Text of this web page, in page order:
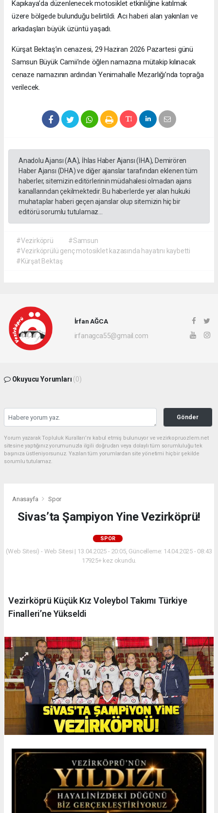
Kapıkaya’da düzenlenecek motosiklet etkinliğine katılmak
üzere bölgede bulunduğu belirtildi. Acı haberi alan yakınları ve
arkadaşları büyük üzüntü yaşadı.
Kürşat Bektaş’ın cenazesi, 29 Haziran 2026 Pazartesi günü
Samsun Büyük Camii’nde öğlen namazına mütakip kılınacak
cenaze namazının ardından Yenimahalle Mezarlığı’nda toprağa
verilecek.
Anadolu Ajansı (AA), İhlas Haber Ajansı (İHA), Demirören
Haber Ajansı (DHA) ve diğer ajanslar tarafından eklenen tüm
haberler, sitemizin editörlerinin müdahalesi olmadan ajans
kanallarından çekilmektedir. Bu haberlerde yer alan hukuki
muhataplar haberi geçen ajanslar olup sitemizin hiç bir
editörü sorumlu tutulamaz...
#Vezirköprü
#Samsun
#Vezirköprülü genç motosiklet kazasında hayatını kaybetti
#Kürşat Bektaş
İrfan AĞCA
irfanagca55@gmail.com
Okuyucu Yorumları (0)
Gönder
Yorum yazarak Topluluk Kuralları’nı kabul etmiş bulunuyor ve vezirkopruozlem.net
sitesine yaptığınız yorumunuzla ilgili doğrudan veya dolaylı tüm sorumluluğu tek
başınıza üstleniyorsunuz. Yazılan tüm yorumlardan site yönetimi hiçbir şekilde
sorumlu tutulamaz.
Anasayfa Spor
Sivas’ta Şampiyon Yine Vezirköprü!
SPOR
(Web Sitesi) - Web Sitesi | 13.04.2025 - 20:05, Güncelleme: 14.04.2025 - 08:43
17925+ kez okundu.
Vezirköprü Küçük Kız Voleybol Takımı Türkiye
Finalleri’ne Yükseldi